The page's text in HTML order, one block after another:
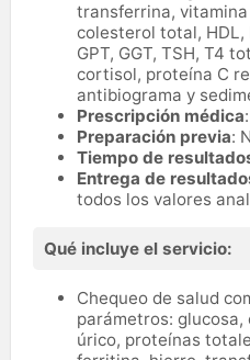
transferrina, vitamina
colesterol total, HDL,
GPT, GGT, TSH, T4
cortisol, proteína C
antibiograma y
Prescripción médica
Preparación previa:
Tiempo de
Entrega de
todos los valores
Qué incluye el servicio:
Chequeo de salud
parámetros:
úrico, proteínas